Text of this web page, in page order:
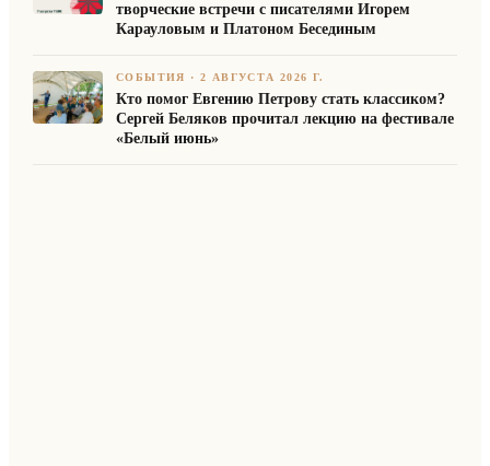
творческие встречи с писателями Игорем
Карауловым и Платоном Бесединым
СОБЫТИЯ ·2 АВГУСТА 2026 Г.
Кто помог Евгению Петрову стать классиком?
Сергей Беляков прочитал лекцию на фестивале
«Белый июнь»